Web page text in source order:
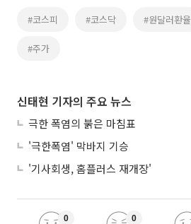
#코스피 #코스닥 #원달러환율
#주가
신태현 기자의 주요 뉴스
극한 폭염의 붉은 마침표
'극한폭염' 막바지 기승
'기사회생, 홈플러스 재개장'
0 0